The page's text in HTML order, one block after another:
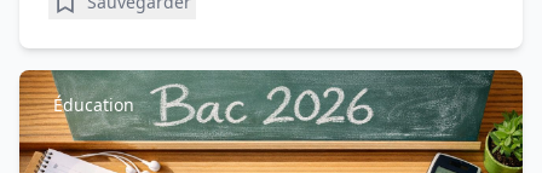
Éducation